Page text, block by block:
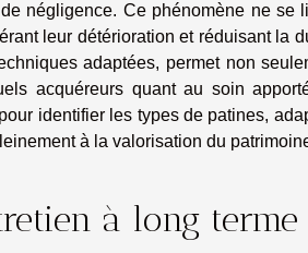
négligence. Ce phénomène ne se
leur détérioration et réduisant la
adaptées, permet non
acquéreurs quant au soin
identifier les types de patines,
à la valorisation du
à long terme